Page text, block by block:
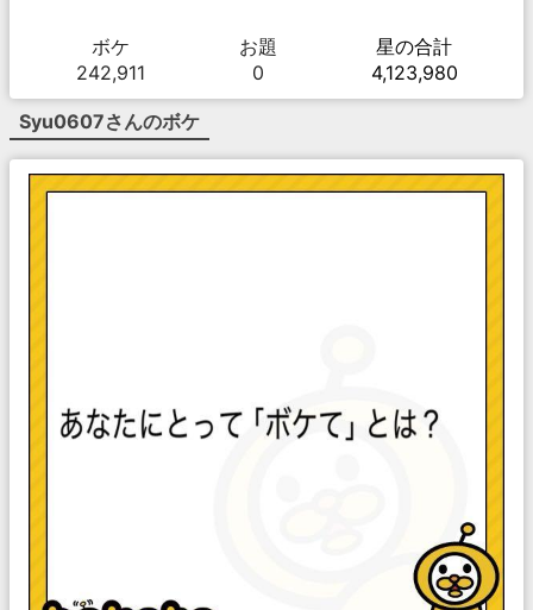
ボケ
242,911
お題
0
星の合計
4,123,980
Syu0607さんのボケ